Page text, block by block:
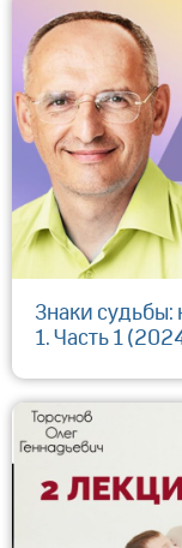
Знаки судьбы:
1. Часть 1